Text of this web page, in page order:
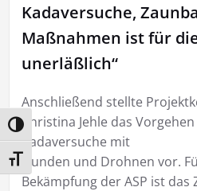
Umschalten auf hohe Kontraste
Schrift vergrößern
Kadaversuche,
Maßnahmen ist für
unerläßlich“
Anschließend stellte
Christina Jehle das
Kadaversuche mit
Hunden und Drohnen vor.
Bekämpfung der ASP ist